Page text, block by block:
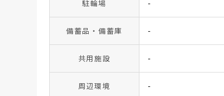
駐輪場 -
備蓄品・備蓄庫 -
共用施設 -
周辺環境 -